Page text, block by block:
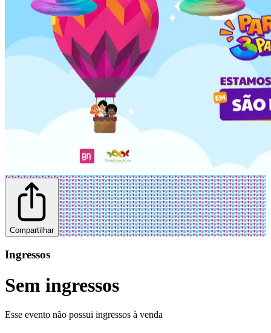
Compartilhar
Ingressos
Sem ingressos
Esse evento não possui ingressos à venda